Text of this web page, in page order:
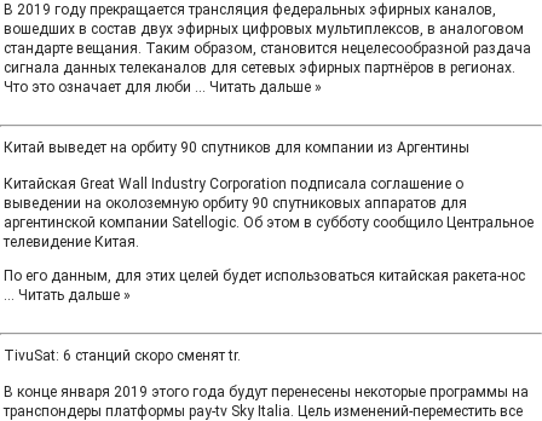
В 2019 году прекращается трансляция федеральных эфирных каналов,
вошедших в состав двух эфирных цифровых мультиплексов, в аналоговом
стандарте вещания. Таким образом, становится нецелесообразной раздача
сигнала данных телеканалов для сетевых эфирных партнёров в регионах.
Что это означает для люби ... Читать дальше »
Китай выведет на орбиту 90 спутников для компании из Аргентины
Китайская Great Wall Industry Corporation подписала соглашение о
выведении на околоземную орбиту 90 спутниковых аппаратов для
аргентинской компании Satellogic. Об этом в субботу сообщило Центральное
телевидение Китая.
По его данным, для этих целей будет использоваться китайская ракета-нос
... Читать дальше »
TivuSat: 6 станций скоро сменят tr.
В конце января 2019 этого года будут перенесены некоторые программы на
транспондеры платформы pay-tv Sky Italia. Цель изменений-переместить все